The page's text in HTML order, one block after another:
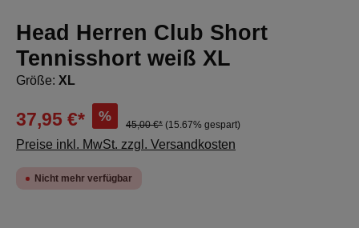
Head Herren Club Short
Tennisshort weiß XL
Größe: XL
37,95 €* %
45,00 €* (15.67% gespart)
Preise inkl. MwSt. zzgl. Versandkosten
Nicht mehr verfügbar